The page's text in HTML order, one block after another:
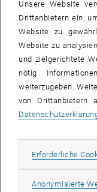
Gebilde, die im
ferngesteuert werden,
enorme Marktchance
sind die
Datum:Mittwoch, 05.
Zeit: 11.00 Uhr
Ort:Institut für
Wien, Roboterlabor
Unsere Website
Drittanbietern ein,
Website zu
Website zu
und zielgerichtete
nötig
weiterzugeben.
von Drittanbietern
Erforderliche
Anonymisierte